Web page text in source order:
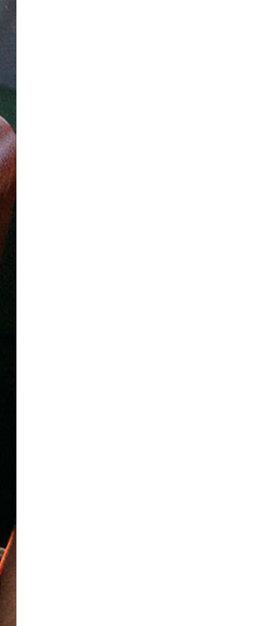
Beldert Beach + drankje + evt.
koek en/of candybar
Beach
de provincie, met voor ieder wat wils. Van